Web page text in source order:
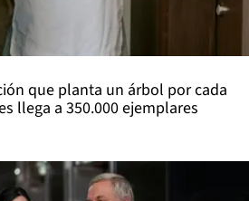
que planta un árbol por cada
llega a 350.000 ejemplares